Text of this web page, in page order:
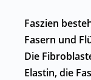
Faszien
Fasern und
Die
Elastin, die